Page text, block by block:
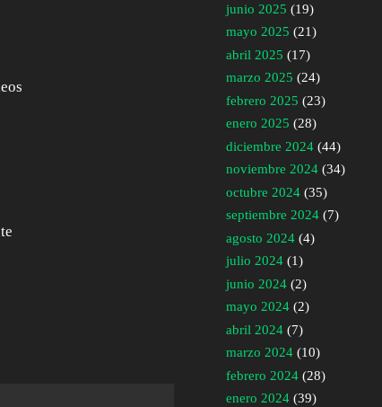
junio 2025 (19)
mayo 2025 (21)
abril 2025 (17)
marzo 2025 (24)
febrero 2025 (23)
enero 2025 (28)
diciembre 2024 (44)
noviembre 2024 (34)
octubre 2024 (35)
septiembre 2024 (7)
agosto 2024 (4)
julio 2024 (1)
junio 2024 (2)
mayo 2024 (2)
abril 2024 (7)
marzo 2024 (10)
febrero 2024 (28)
enero 2024 (39)